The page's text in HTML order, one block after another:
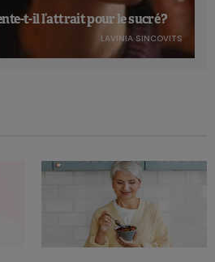
t-il l’attrait pour le sucré ?
LAVINIA SINCOVITS